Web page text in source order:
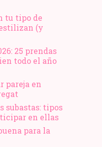
tu tipo de
(y
25 prendas
todo el año
pareja en
subastas: tipos
en ellas
para la